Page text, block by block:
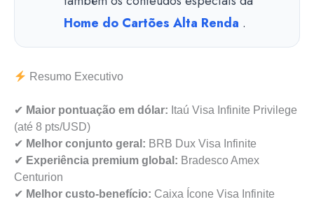
Home do Cartões Alta Renda .
Resumo Executivo
✔ Maior pontuação em dólar: Itaú Visa Infinite Privilege
(até 8 pts/USD)
✔ Melhor conjunto geral: BRB Dux Visa Infinite
✔ Experiência premium global: Bradesco Amex
Centurion
✔ Melhor custo-benefício: Caixa Ícone Visa Infinite